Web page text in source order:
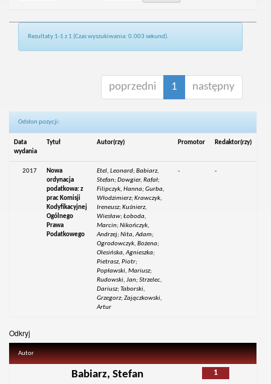
Rezultaty 1-1 z 1 (Czas wyszukiwania: 0.003 sekund).
poprzedni 1 następny
Odsłon pozycji:
Data
wydania
Tytuł Autor(rzy) Promotor Redaktor(rzy)
2017
Nowa
ordynacja
podatkowa: z
prac Komisji
Kodyfikacyjnej
Ogólnego
Prawa
Podatkowego
Etel, Leonard; Babiarz,
Stefan; Dowgier, Rafał;
Filipczyk, Hanna; Gurba,
Włodzimierz; Krawczyk,
Ireneusz; Kuśnierz,
Wiesław; Łoboda,
Marcin; Nikończyk,
Andrzej; Nita, Adam;
Ogrodowczyk, Bożena;
Olesińska, Agnieszka;
Pietrasz, Piotr;
Popławski, Mariusz;
Rudowski, Jan; Strzelec,
Dariusz; Taborski,
Grzegorz; Zajączkowski,
Artur
- -
Odkryj
Autor
1
Babiarz, Stefan